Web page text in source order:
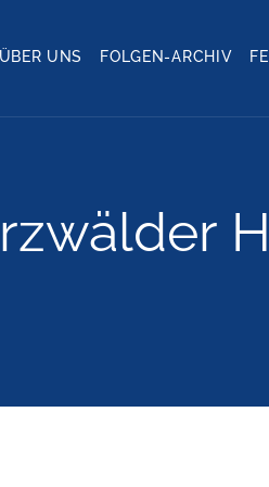
ÜBER UNS FOLGEN-ARCHIV